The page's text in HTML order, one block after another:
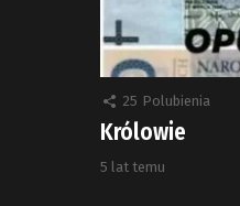
25 Polubienia
Królowie
5 lat temu